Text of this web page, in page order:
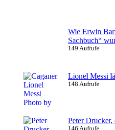
Wie Erwin
Sachbuch“
149 Aufrufe
Lionel Messi
148 Aufrufe
Peter Drucker,
146 Aufrufe